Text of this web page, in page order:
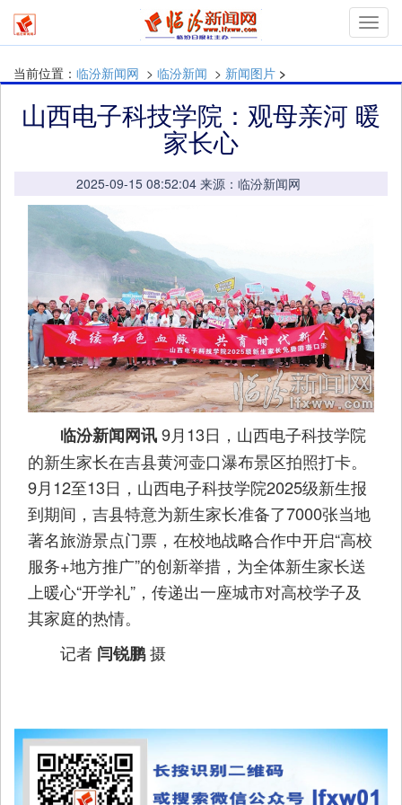
当前位置： 临汾新闻网 > 临汾新闻 > 新闻图片 >
山西电子科技学院：观母亲河 暖
家长心
2025-09-15 08:52:04 来源：临汾新闻网
临汾新闻网讯9月13日，山西电子科技学院
的新生家长在吉县黄河壶口瀑布景区拍照打卡。
9月12至13日，山西电子科技学院2025级新生报
到期间，吉县特意为新生家长准备了7000张当地
著名旅游景点门票，在校地战略合作中开启“高校
服务+地方推广”的创新举措，为全体新生家长送
上暖心“开学礼”，传递出一座城市对高校学子及
其家庭的热情。
记者 闫锐鹏摄